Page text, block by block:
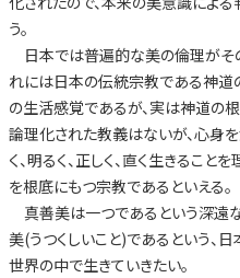
う。
日本では普遍的な美の倫理がそ
れには日本の伝統宗教である神道
の生活感覚であるが、実は神道の
論理化された教義はないが、心身を
く、明るく、正しく、直く生きるこ
を根底にもつ宗教であるといえる。
真善美は一つであるという深遠
美(うつくしいこと)であるという、
世界の中で生きていきたい。